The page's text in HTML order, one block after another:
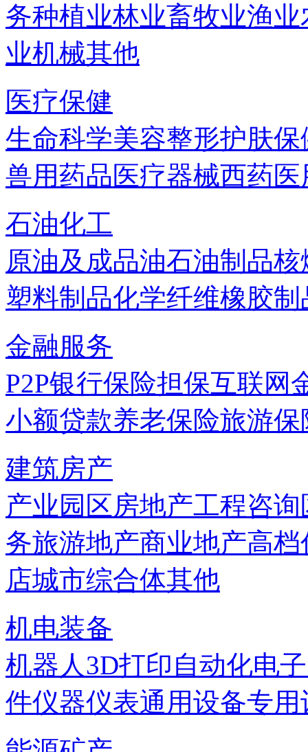
务种植业林业畜牧业渔业
业机械其他
医疗保健
生命科学美容整形护肤保
兽用药品医疗器械西药
石油化工
原油及成品油石油制品核
塑料制品化学纤维橡胶制
金融服务
P2P银行保险担保互联网
小额贷款养老保险旅游保
建筑房产
产业园区房地产工程咨询
务旅游地产商业地产高档
店城市综合体其他
机电装备
机器人3D打印自动化电
件仪器仪表通用设备专用